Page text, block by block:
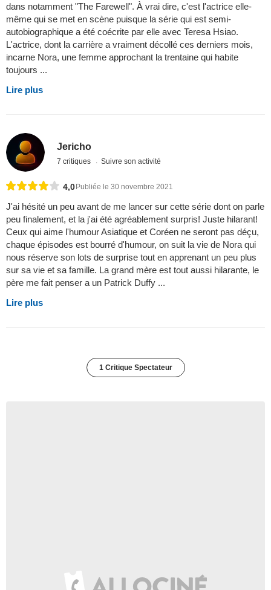
dans notamment "The Farewell". À vrai dire, c'est l'actrice elle-
même qui se met en scène puisque la série qui est semi-
autobiographique a été coécrite par elle avec Teresa Hsiao.
L'actrice, dont la carrière a vraiment décollé ces derniers mois,
incarne Nora, une femme approchant la trentaine qui habite
toujours ...
Lire plus
Jericho
7 critiques Suivre son activité
4,0Publiée le 30 novembre 2021
J'ai hésité un peu avant de me lancer sur cette série dont on parle
peu finalement, et la j'ai été agréablement surpris! Juste hilarant!
Ceux qui aime l'humour Asiatique et Coréen ne seront pas déçu,
chaque épisodes est bourré d'humour, on suit la vie de Nora qui
nous réserve son lots de surprise tout en apprenant un peu plus
sur sa vie et sa famille. La grand mère est tout aussi hilarante, le
père me fait penser a un Patrick Duffy ...
Lire plus
1 Critique Spectateur